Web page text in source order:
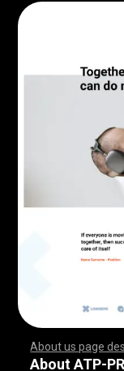
About us page
,,,,,,,,,,,,,,,,,,,
,,,,,,,,,,,,,,,,,,,
,,,,,,,,,,,,,,,,,,,
,,,,,,,,,,,,,,,,,,,
,,,,,,,,,,,,,,,,,,,
,,,,,,,,,,,,,,,,,,,
,,,,,,,,,,,,,,,,,,,
,,,,,,,,,,,,,,,,,,,
About ATP-